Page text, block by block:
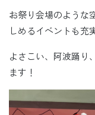
お祭り会場のような
しめるイベントも充実
よさこい、阿波踊り
ます！